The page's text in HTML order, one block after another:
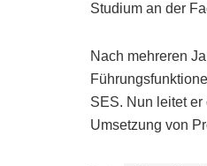
Studium an der
Nach mehreren
SES. Nun leitet
Umsetzung von